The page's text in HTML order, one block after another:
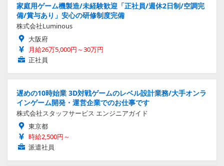
家庭用ゲーム機製造/未経験歓迎「正社員/週休2日制/空調完
備/賞与あり」安心の研修制度完備
株式会社Luminous
大阪府
月給26万5,000円～30万円
正社員
遅めの10時始業 3D対戦ゲームのレベル設計業務/大手オンラ
インゲーム開発・運営企業でのお仕事です
株式会社スタッフサービス エンジニアガイド
東京都
時給2,500円～
派遣社員